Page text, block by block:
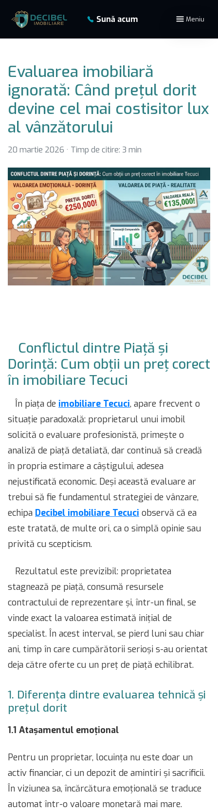
Sună acum Meniu
Evaluarea imobiliară
ignorată: Când prețul dorit
devine cel mai costisitor lux
al vânzătorului
20 martie 2026 · Timp de citire: 3 min
Conflictul dintre Piață și
Dorință: Cum obții un preț corect
în imobiliare Tecuci
În piața de imobiliare Tecuci, apare frecvent o
situație paradoxală: proprietarul unui imobil
solicită o evaluare profesionistă, primește o
analiză de piață detaliată, dar continuă să creadă
în propria estimare a câștigului, adesea
nejustificată economic. Deși această evaluare ar
trebui să fie fundamentul strategiei de vânzare,
echipa Decibel imobiliare Tecuci observă că ea
este tratată, de multe ori, ca o simplă opinie sau
privită cu scepticism.
Rezultatul este previzibil: proprietatea
stagnează pe piață, consumă resursele
contractului de reprezentare și, într-un final, se
vinde exact la valoarea estimată inițial de
specialist. În acest interval, se pierd luni sau chiar
ani, timp în care cumpărătorii serioși s-au orientat
deja către oferte cu un preț de piață echilibrat.
1. Diferența dintre evaluarea tehnică și
prețul dorit
1.1 Atașamentul emoțional
Pentru un proprietar, locuința nu este doar un
activ financiar, ci un depozit de amintiri și sacrificii.
În viziunea sa, încărcătura emoțională se traduce
automat într-o valoare monetară mai mare.